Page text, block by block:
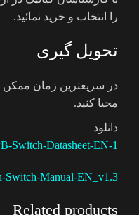
را انتخاب و خرید نمائید.
تحویل گیری
در سریعترین زمان ممکن
محیا کنید.
دانلود
Switch-Datasheet-EN-1
Switch-Manual-EN_v1.3
Related products